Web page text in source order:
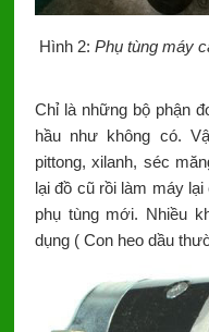
Hình 2: Phụ tùng máy
Chỉ là những bộ phận
hầu như không có.
pittong, xilanh, séc
lại đồ cũ rồi làm máy
phụ tùng mới. Nhiều
dụng ( Con heo dầu